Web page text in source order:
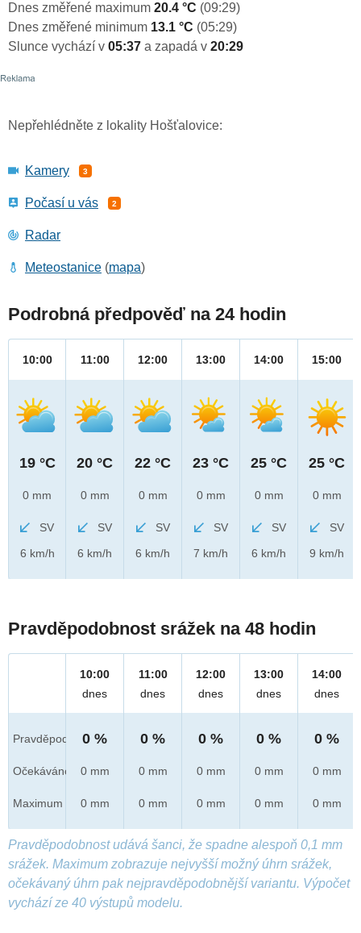
Dnes změřené maximum 20.4 °C (09:29)
Dnes změřené minimum 13.1 °C (05:29)
Slunce vychází v 05:37 a zapadá v 20:29
Nepřehlédněte z lokality Hošťalovice:
Kamery 3
Počasí u vás 2
Radar
Meteostanice (mapa)
Podrobná předpověď na 24 hodin
10:00
19 °C
0 mm
SV
6 km/h
11:00
20 °C
0 mm
SV
6 km/h
12:00
22 °C
0 mm
SV
6 km/h
13:00
23 °C
0 mm
SV
7 km/h
14:00
25 °C
0 mm
SV
6 km/h
15:00
25 °C
0 mm
SV
9 km/h
Pravděpodobnost srážek na 48 hodin
Pravděpod.
Očekáváno
Maximum
10:00
dnes
0 %
0 mm
0 mm
11:00
dnes
0 %
0 mm
0 mm
12:00
dnes
0 %
0 mm
0 mm
13:00
dnes
0 %
0 mm
0 mm
14:00
dnes
0 %
0 mm
0 mm
Pravděpodobnost udává šanci, že spadne alespoň 0,1 mm
srážek. Maximum zobrazuje nejvyšší možný úhrn srážek,
očekávaný úhrn pak nejpravděpodobnější variantu. Výpočet
vychází ze 40 výstupů modelu.